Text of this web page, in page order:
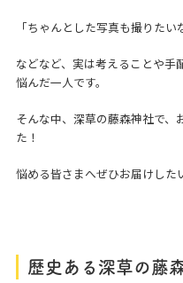
「ちゃんとした写真も撮りたい
などなど、実は考えることや手
悩んだ一人です。
そんな中、深草の藤森神社で、
た！
悩める皆さまへぜひお届けした
歴史ある深草の藤